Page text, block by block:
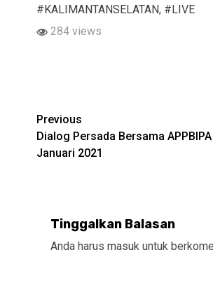
#KALIMANTANSELATAN, #LIVE
284 views
Continue
Reading
Previous
Dialog Persada Bersama
Januari 2021
Tinggalkan Balasan
Anda harus masuk untuk